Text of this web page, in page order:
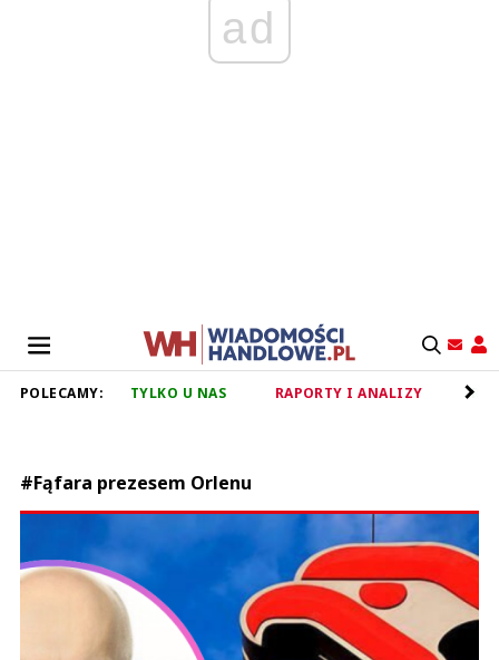
ad
POLECAMY: TYLKO U NAS RAPORTY I ANALIZY
#Fąfara prezesem Orlenu